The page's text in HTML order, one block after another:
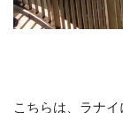
こちらは、ラナ